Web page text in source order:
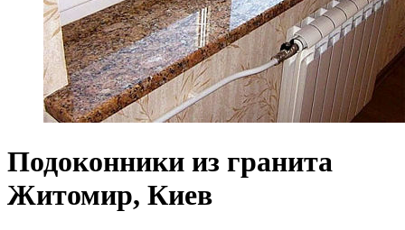
Подоконники из гранита
Житомир, Киев